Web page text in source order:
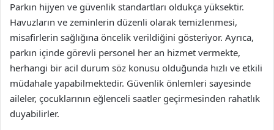
Parkın hijyen ve güvenlik standartları oldukça yüksektir.
Havuzların ve zeminlerin düzenli olarak temizlenmesi,
misafirlerin sağlığına öncelik verildiğini gösteriyor. Ayrıca,
parkın içinde görevli personel her an hizmet vermekte,
herhangi bir acil durum söz konusu olduğunda hızlı ve etkili
müdahale yapabilmektedir. Güvenlik önlemleri sayesinde
aileler, çocuklarının eğlenceli saatler geçirmesinden rahatlık
duyabilirler.